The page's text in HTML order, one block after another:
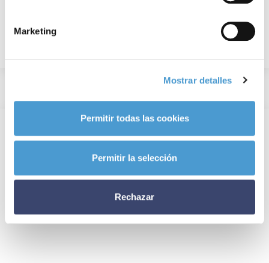
Marketing
Mostrar detalles
Permitir todas las cookies
Permitir la selección
Rechazar